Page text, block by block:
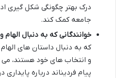
درک بهتر چگونگی شکل گیری
جامعه کمک کند.
خوانندگانی که به دنبال
که به دنبال داستان های
و انتخاب های خود هستند، می
پیام فردیناند درباره پایداری